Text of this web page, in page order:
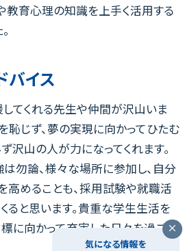
教育心理の知識を上手く活用する
バイス
てくれる先生や仲間が沢山いま
恥じず、夢の実現に向かってひたむ
沢山の人が力になってくれます。
勿論、様々な場所に参加し、自分
高めることも、採用試験や就職活
ると思います。貴重な学生生活を
に向かって充実した日々を過ごし
気になる情報を